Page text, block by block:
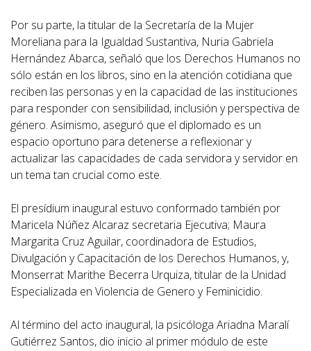
Por su parte, la titular de la Secretaría de la Mujer
Moreliana para la Igualdad Sustantiva, Nuria Gabriela
Hernández Abarca, señaló que los Derechos Humanos no
sólo están en los libros, sino en la atención cotidiana que
reciben las personas y en la capacidad de las instituciones
para responder con sensibilidad, inclusión y perspectiva de
género. Asimismo, aseguró que el diplomado es un
espacio oportuno para detenerse a reflexionar y
actualizar las capacidades de cada servidora y servidor en
un tema tan crucial como este.
El presídium inaugural estuvo conformado también por
Maricela Núñez Alcaraz secretaria Ejecutiva; Maura
Margarita Cruz Aguilar, coordinadora de Estudios,
Divulgación y Capacitación de los Derechos Humanos, y,
Monserrat Marithe Becerra Urquiza, titular de la Unidad
Especializada en Violencia de Genero y Feminicidio.
Al término del acto inaugural, la psicóloga Ariadna Maralí
Gutiérrez Santos, dio inicio al primer módulo de este